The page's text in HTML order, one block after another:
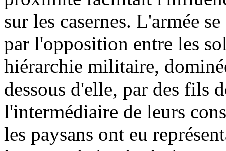
sur les casernes. L'armée
par l'opposition entre les
hiérarchie militaire,
dessous d'elle, par des fils
l'intermédiaire de leurs
les paysans ont eu